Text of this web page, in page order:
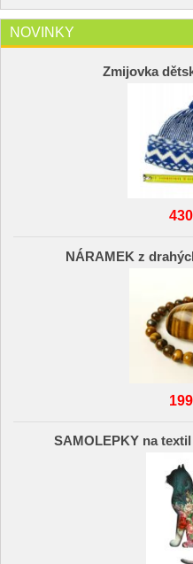
NOVINKY
Zmijovka
NÁRAMEK z
SAMOLEPKY na